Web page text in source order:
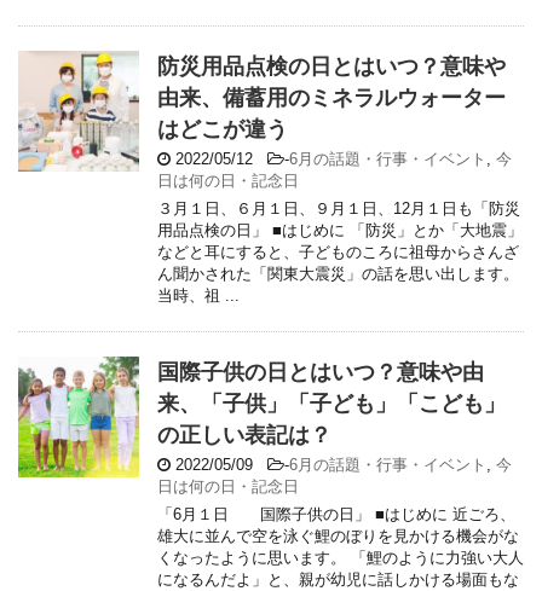
防災用品点検の日とはいつ？意味や
由来、備蓄用のミネラルウォーター
はどこが違う
2022/05/12 -6月の話題・行事・イベント , 今
日は何の日・記念日
３月１日、６月１日、９月１日、12月１日も「防災
用品点検の日」 ■はじめに 「防災」とか「大地震」
などと耳にすると、子どものころに祖母からさんざ
ん聞かされた「関東大震災」の話を思い出します。
当時、祖 ...
国際子供の日とはいつ？意味や由
来、「子供」「子ども」「こども」
の正しい表記は？
2022/05/09 -6月の話題・行事・イベント , 今
日は何の日・記念日
「6月１日 国際子供の日」 ■はじめに 近ごろ、
雄大に並んで空を泳ぐ鯉のぼりを見かける機会がな
くなったように思います。 「鯉のように力強い大人
になるんだよ」と、親が幼児に話しかける場面もな